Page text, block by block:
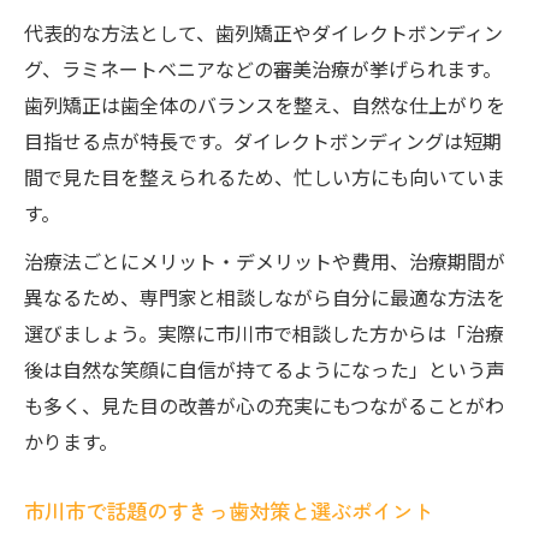
口コミで選ぶ市川市のすきっ歯矯正歯科の
実力
すきっ歯治療の費用とケアのポイントを把
握しよう
自然な笑顔を叶えるためのすきっ歯改善ガイド
すきっ歯を自然に治す市川市のおすすめ方
法
見た目を整えるすきっ歯矯正のメリットを
市川市で人気のすきっ歯ダイレクトボンデ
代表的な方法として、歯列矯正やダイレクトボンディン
グ、ラミネートベニアなどの審美治療が挙げられます。
歯列矯正は歯全体のバランスを整え、自然な仕上がりを
目指せる点が特長です。ダイレクトボンディングは短期
間で見た目を整えられるため、忙しい方にも向いていま
す。
治療法ごとにメリット・デメリットや費用、治療期間が
異なるため、専門家と相談しながら自分に最適な方法を
選びましょう。実際に市川市で相談した方からは「治療
後は自然な笑顔に自信が持てるようになった」という声
も多く、見た目の改善が心の充実にもつながることがわ
かります。
市川市で話題のすきっ歯対策と選ぶポイント